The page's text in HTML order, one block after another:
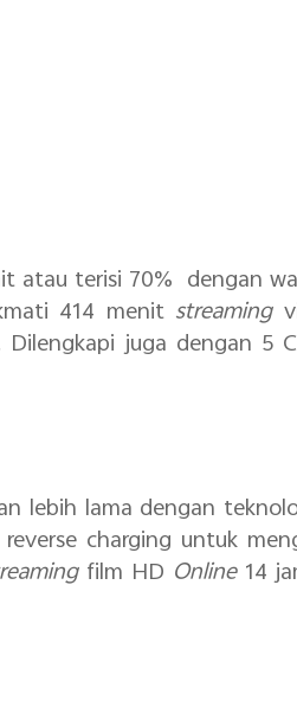
atau terisi 70% dengan
414 menit streaming
juga dengan 5
lebih lama dengan
charging untuk
film HD Online 14